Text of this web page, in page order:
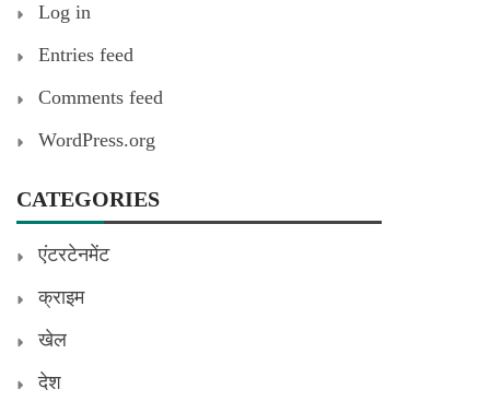
Log in
Entries feed
Comments feed
WordPress.org
CATEGORIES
एंटरटेनमेंट
क्राइम
खेल
देश